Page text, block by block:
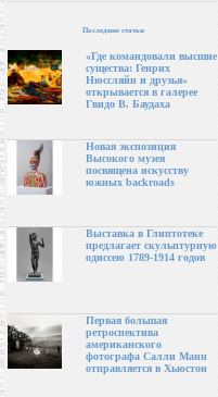
Последние статьи
«Где командовали высшие
существа: Генрих
Нюссляйн и друзья»
открывается в галерее
Гвидо В. Баудаха
Новая экспозиция
Высокого музея
посвящена искусству
южных backroads
Выставка в Глиптотеке
предлагает скульптурную
одиссею 1789-1914 годов
Первая большая
ретроспектива
американского
фотографа Салли Манн
отправляется в Хьюстон